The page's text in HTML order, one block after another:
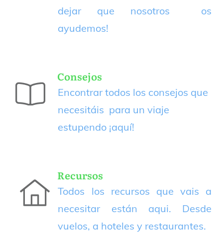
dejar que nosotros os
ayudemos!
Consejos
Encontrar todos los consejos que
necesitáis para un viaje
estupendo ¡aquí!
Recursos
Todos los recursos que vais a
necesitar están aqui. Desde
vuelos, a hoteles y restaurantes.